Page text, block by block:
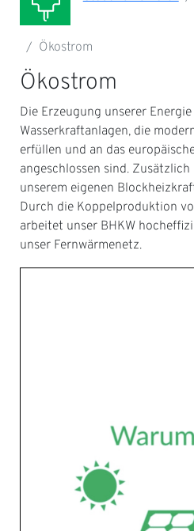
Ökostrom
Ökostrom
Die Erzeugung unserer
Wasserkraftanlagen, die
erfüllen und an das
angeschlossen sind.
unserem eigenen
Durch die Koppelproduktion
arbeitet unser BHKW
unser Fernwärmenetz.